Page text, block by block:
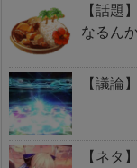
【話題
なるん
【議論
【ネタ